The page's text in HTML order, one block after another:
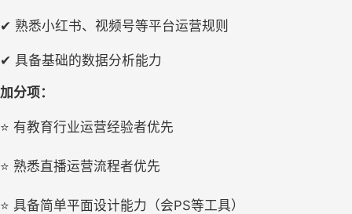
✔ 熟悉小红书、视频号等平台运营规则
✔ 具备基础的数据分析能力
加分项：
⭐ 有教育行业运营经验者优先
⭐ 熟悉直播运营流程者优先
⭐ 具备简单平面设计能力（会PS等工具）